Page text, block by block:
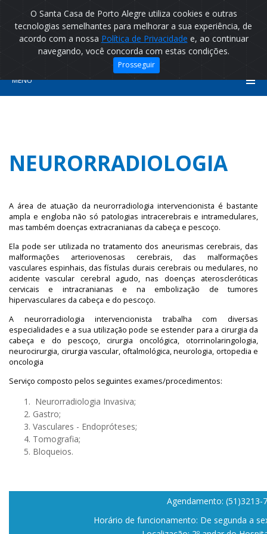
O Santa Casa de Porto Alegre utiliza cookies e outras
tecnologias semelhantes para melhorar a sua experiência, de
acordo com a nossa Política de Privacidade e, ao continuar
navegando, você concorda com estas condições.
Prosseguir
MENU
NEURORRADIOLOGIA
A área de atuação da neurorradiologia intervencionista é bastante
ampla e engloba não só patologias intracerebrais e intramedulares,
mas também doenças extracranianas da cabeça e pescoço.
Ela pode ser utilizada no tratamento dos aneurismas cerebrais, das
malformações arteriovenosas cerebrais, das malformações
vasculares espinhais, das fístulas durais cerebrais ou medulares, no
acidente vascular cerebral agudo, nas doenças ateroscleróticas
cervicais e intracranianas e na embolização de tumores
hipervasculares da cabeça e do pescoço.
A neurorradiologia intervencionista trabalha com diversas
especialidades e a sua utilização pode se estender para a cirurgia da
cabeça e do pescoço, cirurgia oncológica, otorrinolaringologia,
neurocirurgia, cirurgia vascular, oftalmológica, neurologia, ortopedia e
oncologia
Serviço composto pelos seguintes exames/procedimentos:
Neurorradiologia Invasiva;
Gastro;
Vasculares - Endopróteses;
Tomografia;
Bloqueios.
Agendamento: (51)3213-
Horário de funcionamento: De segunda a